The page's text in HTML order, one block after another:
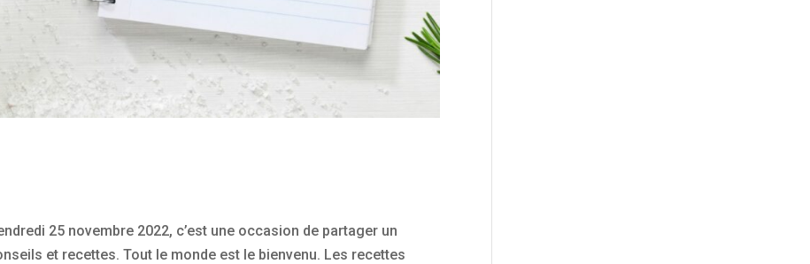
25 novembre 2022, c’est une occasion de partager un
et recettes. Tout le monde est le bienvenu. Les recettes